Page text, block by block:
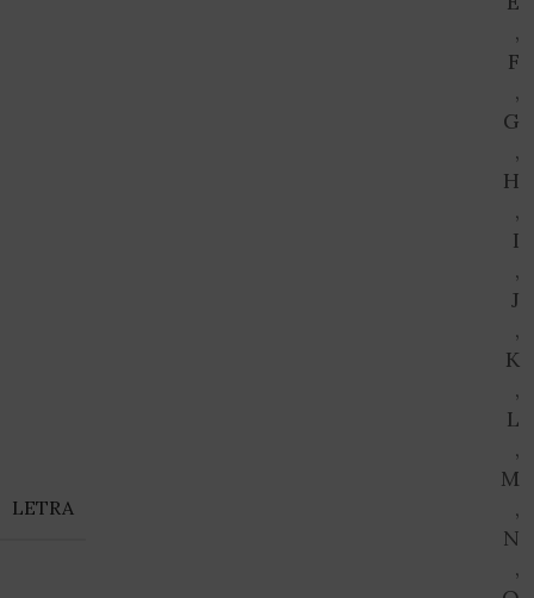
LETRA
,
F
,
G
,
H
,
I
,
J
,
K
,
L
,
M
,
N
,